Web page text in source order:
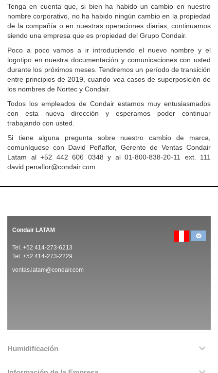
Tenga en cuenta que, si bien ha habido un cambio en nuestro
nombre corporativo, no ha habido ningún cambio en la propiedad
de la compañía o en nuestras operaciones diarias, continuamos
siendo una empresa que es propiedad del Grupo Condair.
Poco a poco vamos a ir introduciendo el nuevo nombre y el
logotipo en nuestra documentación y comunicaciones con usted
durante los próximos meses. Tendremos un período de transición
entre principios de 2019, cuando vea casos de superposición de
los nombres de Nortec y Condair.
Todos los empleados de Condair estamos muy entusiasmados
con esta nueva dirección y esperamos poder continuar
trabajando con usted.
Si tiene alguna pregunta sobre nuestro cambio de marca,
comuníquese con David Peñaflor, Gerente de Ventas Condair
Latam al +52 442 606 0348 y al 01-800-838-20-11 ext. 111
david.penaflor@condair.com
Condair LATAM
Tel. +52 414-273-6213
Tel. +52 414-273-2229
ventas.latam@condair.com
Humidificación